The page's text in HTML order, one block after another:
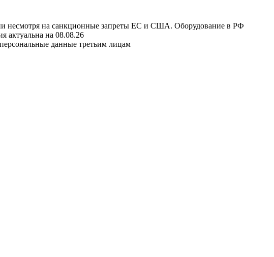
несмотря на санкционные запреты ЕС и США. Оборудование в РФ
актуальна на 08.08.26
данные третьим лицам